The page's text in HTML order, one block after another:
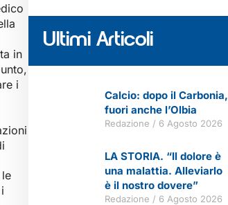
in
i
Ultimi Articoli
Calcio: dopo il Carbonia,
fuori anche l’Olbia
Redazione 6 Agosto 2026
LA STORIA. “Il dolore è
una malattia. Alleviarlo
è il nostro dovere”
Redazione 6 Agosto 2026